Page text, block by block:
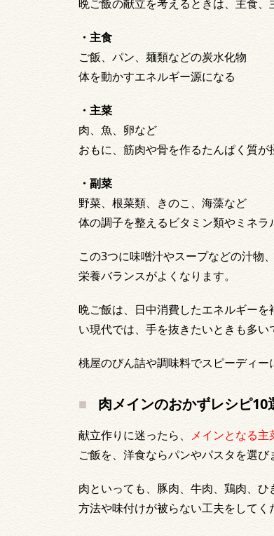
晩ご飯の献立を考えるときは、主食、
・主食
ご飯、パン、麺類などの炭水化物
体を動かすエネルギー源になる
・主菜
肉、魚、卵など
おもに、筋肉や骨を作るたんぱく質が
・副菜
野菜、根菜類、きのこ、海藻など
体の調子を整えるビタミン類やミネラ
この3つに味噌汁やスープなどの汁物
栄養バランスがよくなります。
晩ご飯は、日中消費したエネルギー
い現代では、手を抜きたいときも多い
桃屋のびん詰や調味料でスピーディー
肉メインのおかずレシピ10
献立作りに迷ったら、 メインとなる主
ご飯を、洋食ならパンやパスタを選
肉といっても、豚肉、牛肉、鶏肉、
方法や味付けが被らない工夫をしてく